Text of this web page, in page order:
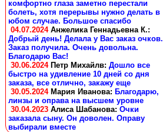
комфортно глаза заметно перестали
болеть, хотя перерывы нужно делать в
юбом случае. Большое спасибо
04.07.2024 Анжелика Геннадьевна К.:
Добрый день! Делала у Вас заказ очков.
Заказ получила. Очень довольна.
Благодарю Вас!
30.06.2024 Петр Михайлв: Дошло все
быстро на удивление 10 дней со дня
заказа, все отлично, закажу еще
30.05.2024 Мария Иванова: Благодарю,
линзы и оправа на высшем уровне
30.04.2023 Алиса Шабанова: Очки
заказала сыну. Он доволен. Оправу
выбирали вместе